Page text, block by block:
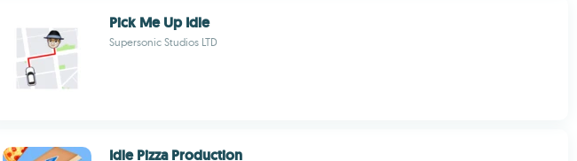
Pick Me Up Idle
Supersonic Studios LTD
Idle Pizza Production